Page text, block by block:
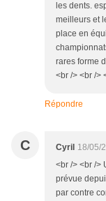
les dents.
meilleurs et
place en
rares forme
<br /> <br />
Répondre
C Cyril 18/05/
<br /> <br />
prévue
par contre